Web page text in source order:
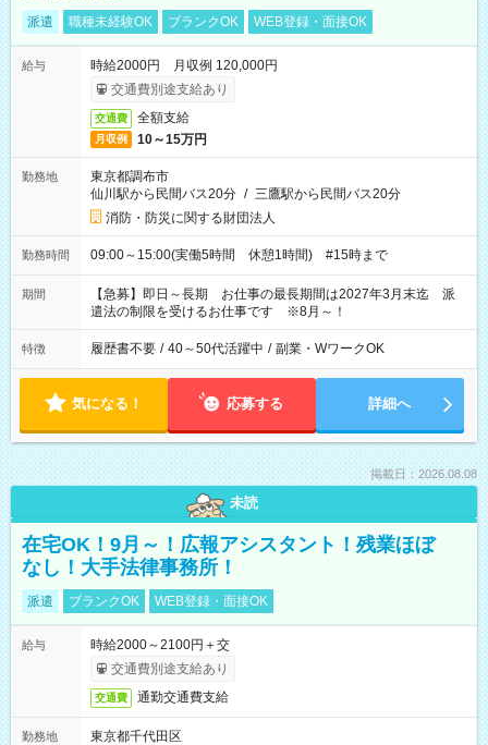
派遣 職種未経験OK ブランクOK WEB登録・面接OK
給与
時給2000円 月収例 120,000円
交通費別途支給あり
交通費 全額支給
月収例 10～15万円
勤務地
東京都調布市
仙川駅から民間バス20分 / 三鷹駅から民間バス20分
消防・防災に関する財団法人
勤務時間 09:00～15:00(実働5時間 休憩1時間) #15時まで
期間
【急募】即日～長期 お仕事の最長期間は2027年3月末迄 派
遣法の制限を受けるお仕事です ※8月～！
特徴 履歴書不要 / 40～50代活躍中 / 副業・WワークOK
気になる！ 応募する 詳細へ
掲載日：2026.08.08
未読
在宅OK！9月～！広報アシスタント！残業ほぼ
なし！大手法律事務所！
派遣 ブランクOK WEB登録・面接OK
給与
時給2000～2100円＋交
交通費別途支給あり
交通費 通勤交通費支給
勤務地
東京都千代田区